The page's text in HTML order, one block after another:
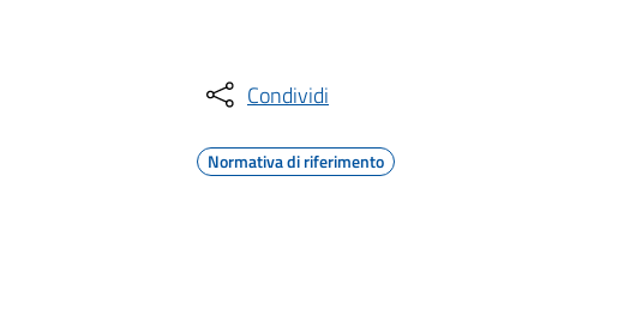
Condividi
Normativa di riferimento